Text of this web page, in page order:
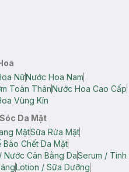
NữNước Hoa Nam
Toàn ThânNước Hoa Cao Cấp
Vùng Kín
Da Mặt
MặtSữa Rửa Mặt
Bào Chết Da Mặt
Nước Cân Bằng DaSerum / Tinh
Lotion / Sữa Dưỡng